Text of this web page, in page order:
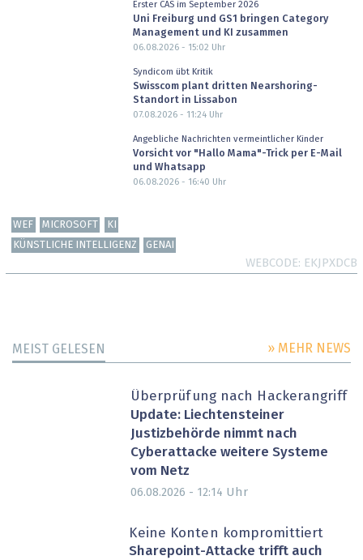
Erster CAS im September 2026
Uni Freiburg und GS1 bringen Category
Management und KI zusammen
06.08.2026 - 15:02 Uhr
Syndicom übt Kritik
Swisscom plant dritten Nearshoring-
Standort in Lissabon
07.08.2026 - 11:24Uhr
Angebliche Nachrichten vermeintlicher Kinder
Vorsicht vor "Hallo Mama"-Trick per E-Mail
und Whatsapp
06.08.2026 - 16:40 Uhr
WEF MICROSOFT
KI
KÜNSTLICHE INTELLIGENZ
GENAI
WEBCODE EKJPXDCB
MEIST GELESEN » MEHR NEWS
Überprüfung nach Hackerangriff
Update: Liechtensteiner
Justizbehörde nimmt nach
Cyberattacke weitere Systeme
vom Netz
06.08.2026 - 12:14 Uhr
Keine Konten kompromittiert
Sharepoint-Attacke trifft auch